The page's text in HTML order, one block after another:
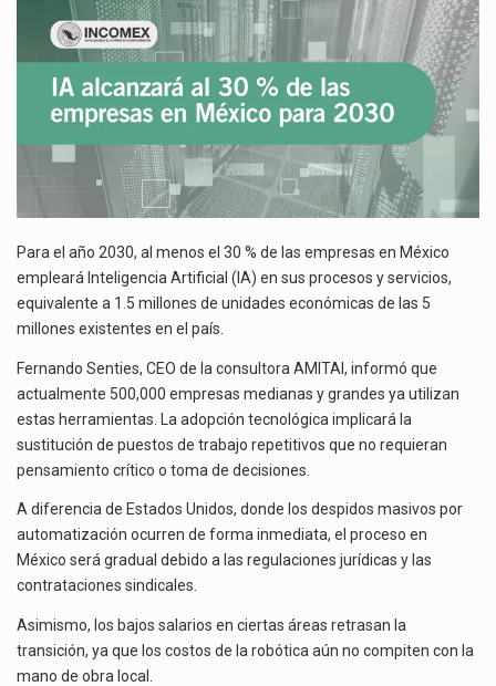
El Departamento de Agricultura de Estados Unidos (USDA) suspendió el 5 de agosto de 2026…
EMPRESAS
EN
MÉXICO
PARA
2030
Para el año 2030, al menos el 30 % de las empresas en México
empleará Inteligencia Artificial (IA) en sus procesos y servicios,
equivalente a 1.5 millones de unidades económicas de las 5
millones existentes en el país.
Fernando Senties, CEO de la consultora AMITAI, informó que
actualmente 500,000 empresas medianas y grandes ya utilizan
estas herramientas. La adopción tecnológica implicará la
sustitución de puestos de trabajo repetitivos que no requieran
pensamiento crítico o toma de decisiones.
A diferencia de Estados Unidos, donde los despidos masivos por
automatización ocurren de forma inmediata, el proceso en
México será gradual debido a las regulaciones jurídicas y las
contrataciones sindicales.
Asimismo, los bajos salarios en ciertas áreas retrasan la
transición, ya que los costos de la robótica aún no compiten con la
mano de obra local.